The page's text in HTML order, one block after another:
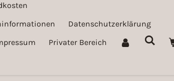
Datenschutzerklärung
Privater Bereich